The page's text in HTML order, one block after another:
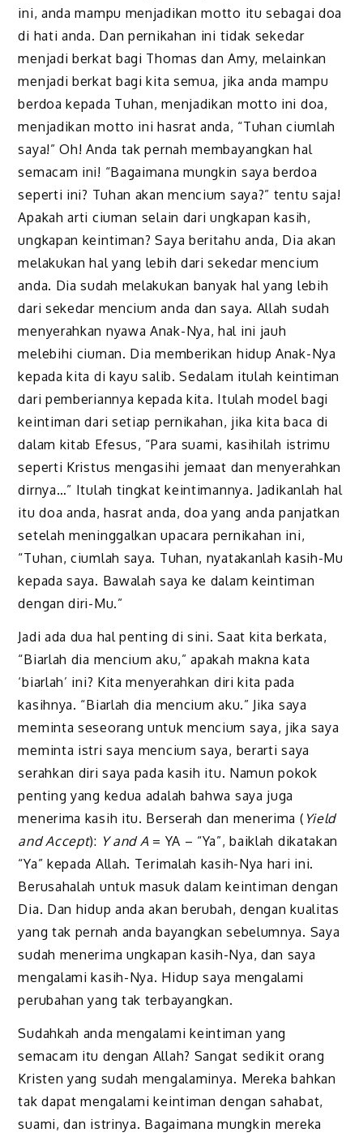
ini, anda mampu menjadikan motto itu sebagai doa
di hati anda. Dan pernikahan ini tidak sekedar
menjadi berkat bagi Thomas dan Amy, melainkan
menjadi berkat bagi kita semua, jika anda mampu
berdoa kepada Tuhan, menjadikan motto ini doa,
menjadikan motto ini hasrat anda, “Tuhan ciumlah
saya!” Oh! Anda tak pernah membayangkan hal
semacam ini! “Bagaimana mungkin saya berdoa
seperti ini? Tuhan akan mencium saya?” tentu saja!
Apakah arti ciuman selain dari ungkapan kasih,
ungkapan keintiman? Saya beritahu anda, Dia akan
melakukan hal yang lebih dari sekedar mencium
anda. Dia sudah melakukan banyak hal yang lebih
dari sekedar mencium anda dan saya. Allah sudah
menyerahkan nyawa Anak-Nya, hal ini jauh
melebihi ciuman. Dia memberikan hidup Anak-Nya
kepada kita di kayu salib. Sedalam itulah keintiman
dari pemberiannya kepada kita. Itulah model bagi
keintiman dari setiap pernikahan, jika kita baca di
dalam kitab Efesus, “Para suami, kasihilah istrimu
seperti Kristus mengasihi jemaat dan menyerahkan
dirnya…” Itulah tingkat keintimannya. Jadikanlah hal
itu doa anda, hasrat anda, doa yang anda panjatkan
setelah meninggalkan upacara pernikahan ini,
“Tuhan, ciumlah saya. Tuhan, nyatakanlah kasih-Mu
kepada saya. Bawalah saya ke dalam keintiman
dengan diri-Mu.”
Jadi ada dua hal penting di sini. Saat kita berkata,
“Biarlah dia mencium aku,” apakah makna kata
‘biarlah’ ini? Kita menyerahkan diri kita pada
kasihnya. “Biarlah dia mencium aku.” Jika saya
meminta seseorang untuk mencium saya, jika saya
meminta istri saya mencium saya, berarti saya
serahkan diri saya pada kasih itu. Namun pokok
penting yang kedua adalah bahwa saya juga
menerima kasih itu. Berserah dan menerima ( Yield
and Accept): Y and A = YA – “Ya”, baiklah dikatakan
“Ya” kepada Allah. Terimalah kasih-Nya hari ini.
Berusahalah untuk masuk dalam keintiman dengan
Dia. Dan hidup anda akan berubah, dengan kualitas
yang tak pernah anda bayangkan sebelumnya. Saya
sudah menerima ungkapan kasih-Nya, dan saya
mengalami kasih-Nya. Hidup saya mengalami
perubahan yang tak terbayangkan.
Sudahkah anda mengalami keintiman yang
semacam itu dengan Allah? Sangat sedikit orang
Kristen yang sudah mengalaminya. Mereka bahkan
tak dapat mengalami keintiman dengan sahabat,
suami, dan istrinya. Bagaimana mungkin mereka